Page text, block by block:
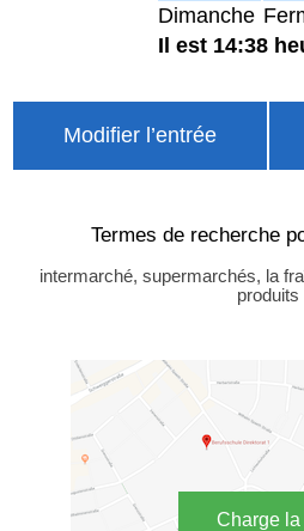
Dimanche
Il est 14:38
Modifier l’entrée
Termes de recherche
intermarché, supermarchés, la
produits
Charge la